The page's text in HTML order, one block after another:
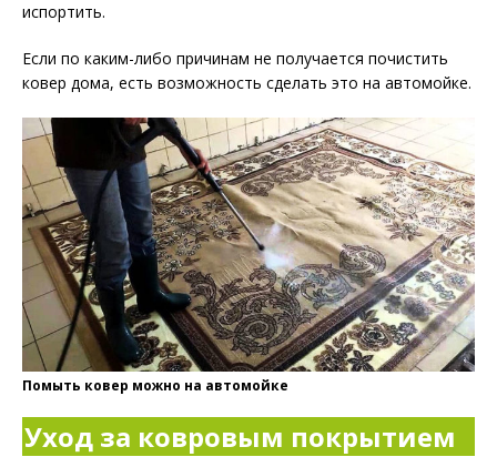
испортить.
Если по каким-либо причинам не получается почистить
ковер дома, есть возможность сделать это на автомойке.
Помыть ковер можно на автомойке
Уход за ковровым покрытием